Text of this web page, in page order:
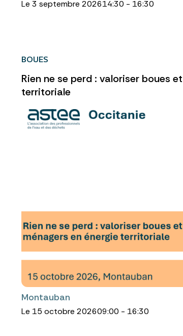
Le 3 septembre 202614:30 - 16:30
BOUES
Rien ne se perd : valoriser boues
territoriale
Montauban
Le 15 octobre 202609:00 - 16:30